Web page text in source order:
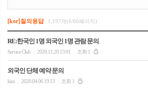
[kor]질의응답 1,197개(6/60페이지)
RE:한국인 1명 외국인 1명 관람 문의
Service Club 2020.11.20 13:01 조회 1
외국인 단체 예약 문의
kim 2020.04.06 19:13 조회 1